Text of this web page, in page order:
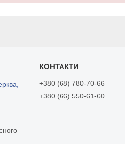
+380 (68) 780-70-66
+380 (66) 550-61-60